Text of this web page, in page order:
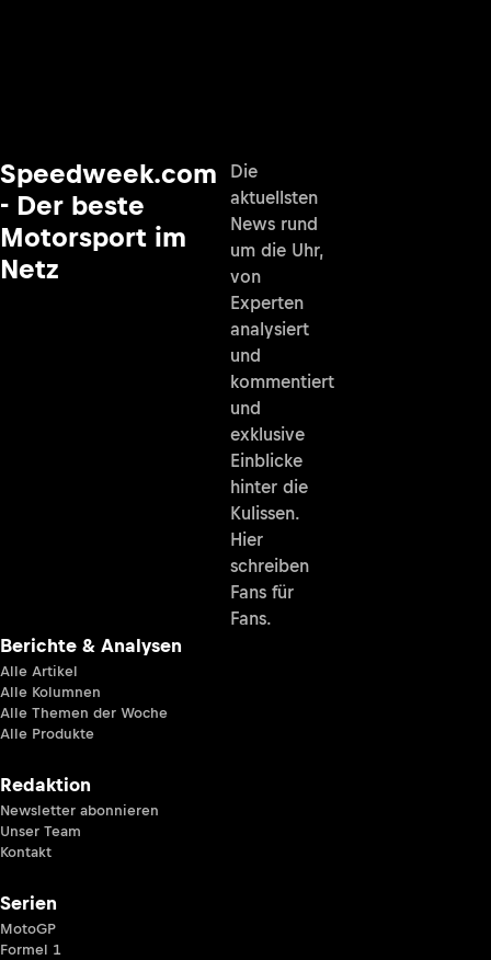
Speedweek.com
- Der beste
Motorsport im
Netz
Die
aktuellsten
News rund
um die Uhr,
von
Experten
analysiert
und
kommentiert
und
exklusive
Einblicke
hinter die
Kulissen.
Hier
schreiben
Fans für
Fans.
Berichte & Analysen
Alle Artikel
Alle Kolumnen
Alle Themen der Woche
Alle Produkte
Redaktion
Newsletter abonnieren
Unser Team
Kontakt
Serien
MotoGP
Formel 1